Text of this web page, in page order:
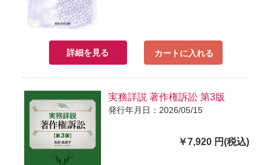
詳細を見る カートに入れる
実務詳説 著作権訴訟 第3版
発行年月日：2026/05/15
￥7,920 円(税込)